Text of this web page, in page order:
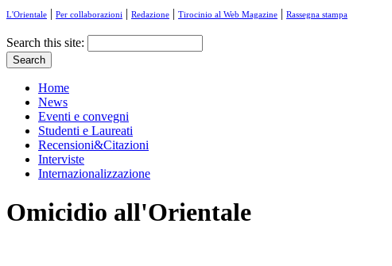
L'Orientale | Per collaborazioni | Redazione | Tirocinio al Web Magazine | Rassegna stampa
Search this site:
Home
News
Eventi e convegni
Studenti e Laureati
Recensioni&Citazioni
Interviste
Internazionalizzazione
Omicidio all'Orientale